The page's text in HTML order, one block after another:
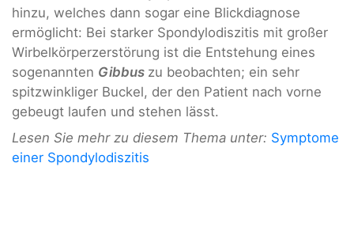
hinzu, welches dann sogar eine Blickdiagnose
ermöglicht: Bei starker Spondylodiszitis mit großer
Wirbelkörperzerstörung ist die Entstehung eines
sogenannten Gibbus zu beobachten; ein sehr
spitzwinkliger Buckel, der den Patient nach vorne
gebeugt laufen und stehen lässt.
Lesen Sie mehr zu diesem Thema unter: Symptome
einer Spondylodiszitis